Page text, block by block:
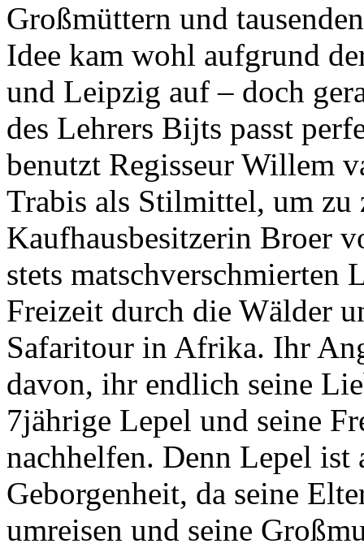
Großmüttern und
Idee kam wohl aufgrund
und Leipzig auf – doch
des Lehrers Bijts passt
benutzt Regisseur Willem
Trabis als Stilmittel, um zu
Kaufhausbesitzerin Broer
stets matschverschmierten
Freizeit durch die Wälder
Safaritour in Afrika. Ihr
davon, ihr endlich seine
7jährige Lepel und seine
nachhelfen. Denn Lepel ist
Geborgenheit, da seine
umreisen und seine